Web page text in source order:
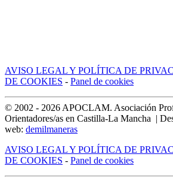
AVISO LEGAL Y POLÍTICA DE
DE COOKIES - Panel de cookies
© 2002 - 2026 APOCLAM. Asociación
Orientadores/as en Castilla-La Mancha |
web: demilmaneras
AVISO LEGAL Y POLÍTICA DE
DE COOKIES - Panel de cookies